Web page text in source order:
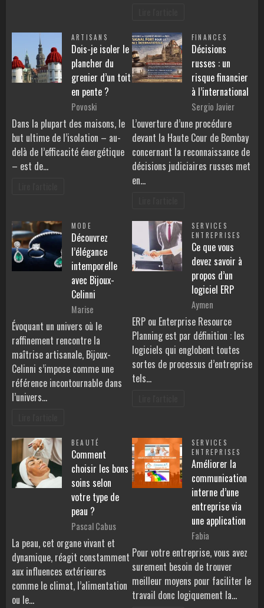
ARTISANS
Dois-je isoler le
plancher du
grenier d’un toit
en pente ?
Povoski
Dans la plupart des maisons, le
but ultime de l’isolation – au-
delà de l’efficacité énergétique
– est de…
FINANCES
Décisions
russes : un
risque financier
à l’international
Sergio Javier
L’ouverture d’une procédure
devant la Haute Cour de Bombay
concernant la reconnaissance de
décisions judiciaires russes met
en…
MODE
Découvrez
l’élégance
intemporelle
avec Bijoux-
Celinni
Marise
Évoquant un univers où le
raffinement rencontre la
maîtrise artisanale, Bijoux-
Celinni s’impose comme une
référence incontournable dans
l’univers…
SERVICES
ENTREPRISES
Ce que vous
devez savoir à
propos d’un
logiciel ERP
Aymen
ERP ou Enterprise Resource
Planning est par définition : les
logiciels qui englobent toutes
sortes de processus d’entreprise
tels…
BEAUTÉ
Comment
choisir les bons
soins selon
votre type de
peau ?
Pascal Cabus
La peau, cet organe vivant et
dynamique, réagit constamment
aux influences extérieures
comme le climat, l’alimentation
ou le…
SERVICES
ENTREPRISES
Améliorer la
communication
interne d’une
entreprise via
une application
Fabia
Pour votre entreprise, vous avez
surement besoin de trouver
meilleur moyens pour faciliter le
travail donc logiquement la…